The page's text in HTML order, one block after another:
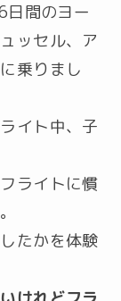
日間のヨー
ッセル、ア
に乗りまし
イト中、子
ライトに慣
たかを体験